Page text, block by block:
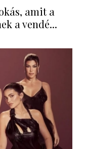
amit a
a vendé...